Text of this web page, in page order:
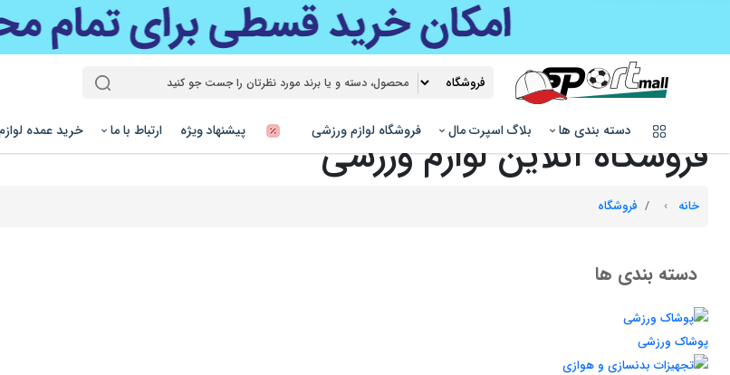
دسته بندی ها بلاگ اسپرت مال فروشگاه لوازم ورزشی پیشنهاد ویژه ارتباط با ما خرید عمده فروشگاه آنلاین لوازم ورزشی
خانه فروشگاه
دسته بندی ها
پوشاک ورزشی